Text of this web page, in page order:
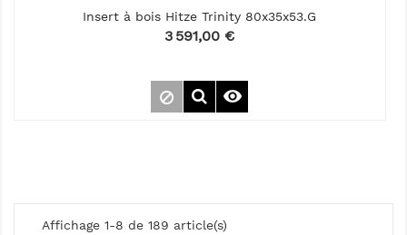
Insert à bois Hitze Trinity 80x35x53.G
Prix
3 591,00 €

Affichage 1-8 de 189 article(s)